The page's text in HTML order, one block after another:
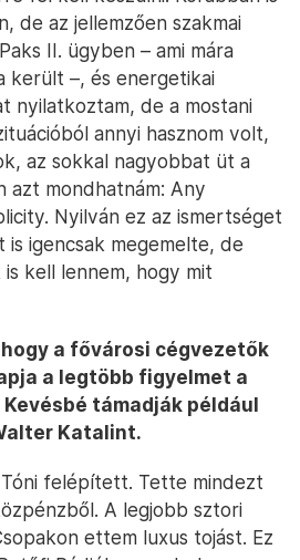
de az jellemzően szakmai
II. ügyben – ami mára
került –, és energetikai
nyilatkoztam, de a mostani
annyi hasznom volt,
az sokkal nagyobbat üt a
azt mondhatnám: Any
Nyilván ez az ismertséget
is igencsak megemelte, de
kell lennem, hogy mit
a fővárosi cégvezetők
a legtöbb figyelmet a
támadják például
Katalint.
Tóni felépített. Tette mindezt
A legjobb sztori
ettem luxus tojást. Ez